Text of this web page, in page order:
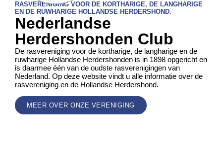
RASVERENIGING VOOR DE KORTHARIGE, DE LANGHARIGE
EN DE RUWHARIGE HOLLANDSE HERDERSHOND.
Nederlandse
Herdershonden Club
De rasvereniging voor de kortharige, de langharige en de
ruwharige Hollandse Herdershonden is in 1898 opgericht en
is daarmee één van de oudste rasverenigingen van
Nederland. Op deze website vindt u alle informatie over de
rasvereniging en de Hollandse Herdershond.
MEER OVER ONZE VERENIGING